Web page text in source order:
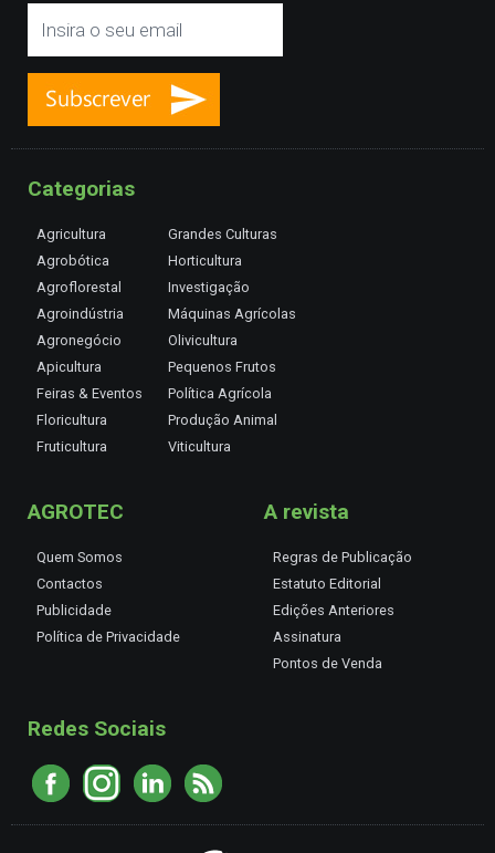
Categorias
Agricultura
Agrobótica
Agroflorestal
Agroindústria
Agronegócio
Apicultura
Feiras & Eventos
Floricultura
Fruticultura
Grandes Culturas
Horticultura
Investigação
Máquinas Agrícolas
Olivicultura
Pequenos Frutos
Política Agrícola
Produção Animal
Viticultura
AGROTEC
Quem Somos
Contactos
Publicidade
Política de Privacidade
A revista
Regras de Publicação
Estatuto Editorial
Edições Anteriores
Assinatura
Pontos de Venda
Redes Sociais